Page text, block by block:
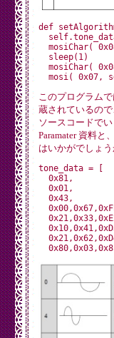
def
mosiChar(
  sleep(1)
mosiChar(
このプログラム
蔵されているの
ソースコードで
Paramater 資料と
はいかがでしょう
tone_data = [
0x81,
0x01,
0x43,